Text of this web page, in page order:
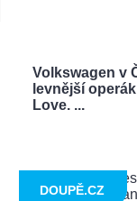
Volkswagen v
levnější
Love. ...
DOUPĚ.CZ